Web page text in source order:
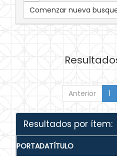
Comenzar nueva
Anterior 1
Resultados por ítem:
PORTADATÍTULO